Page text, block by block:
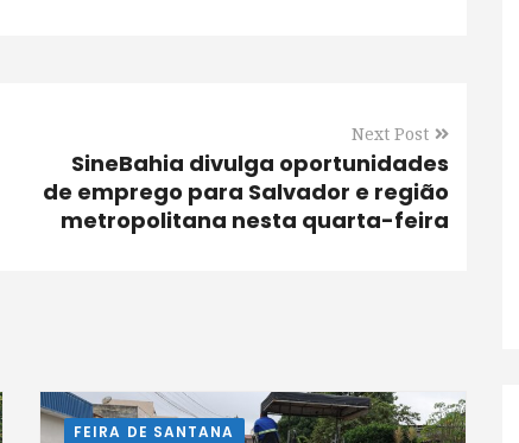
Next Post
SineBahia divulga oportunidades
de emprego para Salvador e região
metropolitana nesta quarta-feira
FEIRA DE SANTANA